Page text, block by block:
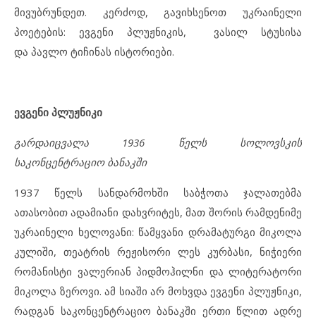
მივუბრუნდეთ. კერძოდ, გავიხსენოთ უკრაინელი
პოეტების: ევგენი პლუჟნიკის, ვასილ სტუსისა
და პავლო ტიჩინას ისტორიები.
ევგენი პლუჟნიკი
გარდაიცვალა 1936 წელს სოლოვსკის
საკონცენტრაციო ბანაკში
1937 წელს სანდარმოხში საბჭოთა ჯალათებმა
ათასობით ადამიანი დახვრიტეს, მათ შორის რამდენიმე
უკრაინელი ხელოვანი: წამყვანი დრამატურგი მიკოლა
კულიში, თეატრის რეჟისორი ლეს კურბასი, ნიჭიერი
რომანისტი ვალერიან პიდმოჰილნი და ლიტერატორი
მიკოლა ზეროვი. ამ სიაში არ მოხვდა ევგენი პლუჟნიკი,
რადგან საკონცენტრაციო ბანაკში ერთი წლით ადრე